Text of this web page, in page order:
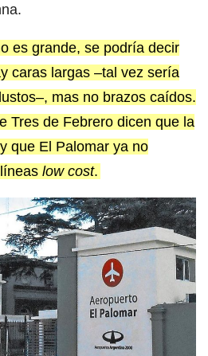
es grande, se podría decir
caras largas –tal vez sería
mas no brazos caídos.
Tres de Febrero dicen que la
que El Palomar ya no
low cost.